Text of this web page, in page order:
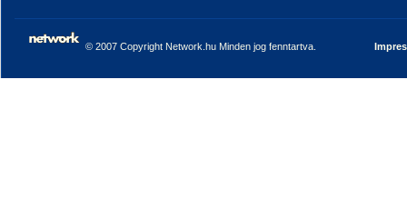
© 2007 Copyright Network.hu Minden jog fenntartva.